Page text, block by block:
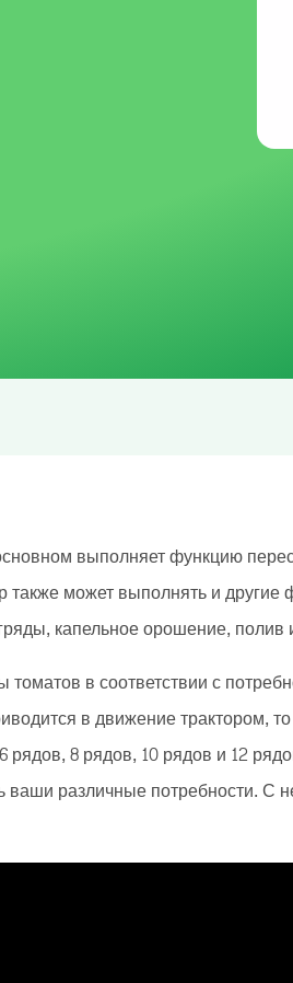
выполняет функцию
также может выполнять и
капельное орошение, полив
в соответствии с
в движение трактором,
8 рядов, 10 рядов и 12
ваши различные потребности. С